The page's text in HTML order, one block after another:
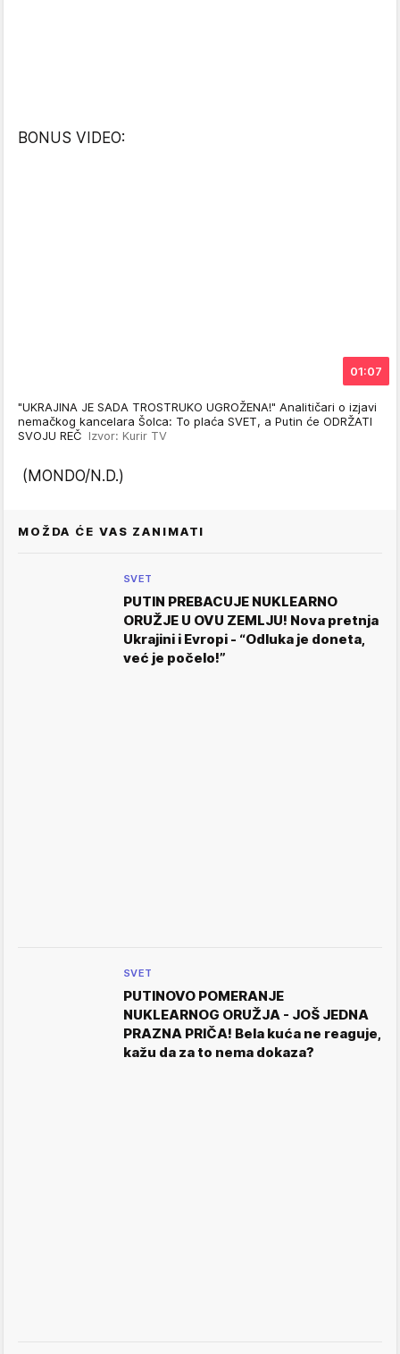
BONUS VIDEO:
01:07
"UKRAJINA JE SADA TROSTRUKO UGROŽENA!" Analitičari o izjavi
nemačkog kancelara Šolca: To plaća SVET, a Putin će ODRŽATI
SVOJU REČ Izvor: Kurir TV
(MONDO/N.D.)
MOŽDA ĆE VAS ZANIMATI
SVET
PUTIN PREBACUJE NUKLEARNO
ORUŽJE U OVU ZEMLJU! Nova pretnja
Ukrajini i Evropi - “Odluka je doneta,
već je počelo!”
SVET
PUTINOVO POMERANJE
NUKLEARNOG ORUŽJA - JOŠ JEDNA
PRAZNA PRIČA! Bela kuća ne reaguje,
kažu da za to nema dokaza?